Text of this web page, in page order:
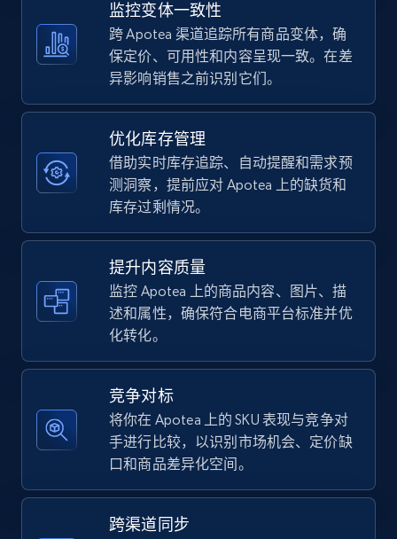
URL, Title, Available, Description, Currency, Initial
price, Final price, Discount percent, and more.
TikTok Shop - category
URL, Title, Available, Description, Currency, Initial
668+
TikTok Shop - Collect TikTok shop products
URL, Title, Available, Description, Currency, Initial
price, Final price, Discount percent, and more.
监控变体一致性
跨 Apotea 渠道追踪所有商品变体，确
保定价、可用性和内容呈现一致。在差
异影响销售之前识别它们。
优化库存管理
借助实时库存追踪、自动提醒和需求预
测洞察，提前应对 Apotea 上的缺货和
库存过剩情况。
提升内容质量
监控 Apotea 上的商品内容、图片、描
述和属性，确保符合电商平台标准并优
化转化。
竞争对标
将你在 Apotea 上的 SKU 表现与竞争对
手进行比较，以识别市场机会、定价缺
口和商品差异化空间。
跨渠道同步